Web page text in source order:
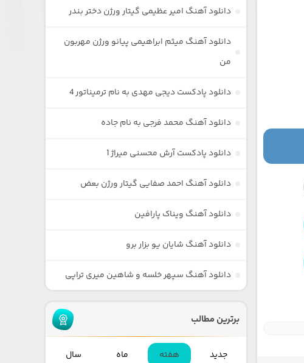
دانلود آهنگ امیر عظیمی گیتار ورژن دختر بندر
دانلود آهنگ میثم ابراهیمی پیانو ورژن مهربون
من
دانلود پادکست دیجی مهدی به نام ترمیناتور 4
دانلود آهنگ محمد فرجی به نام جاده
دانلود پادکست آرش محسنی میراژ 1
دانلود آهنگ احمد صفایی گیتار ورژن بعض
دانلود آهنگ ویناک پارافین
دانلود آهنگ شایان یو بزار برو
دانلود آهنگ سپهر خلسه و شاهین میری تراپی
برترین مطالب
جدید هفته ماه سال